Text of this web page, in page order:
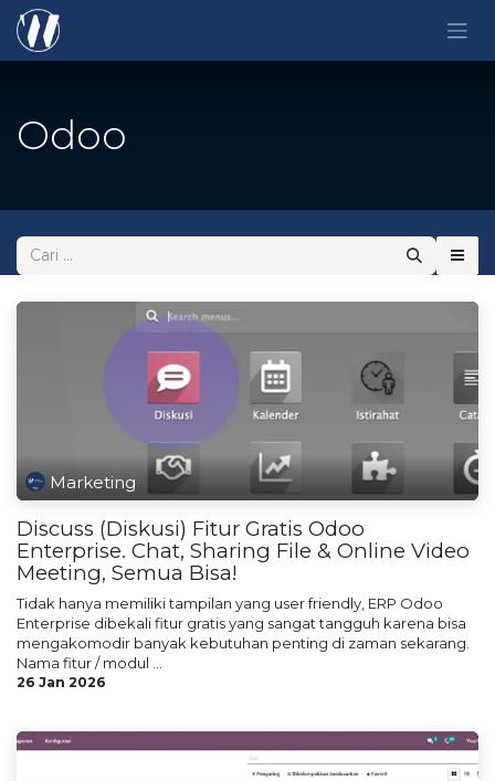
Skip ke Konten
Odoo
Marketing
Discuss (Diskusi) Fitur Gratis Odoo
Enterprise. Chat, Sharing File & Online Video
Meeting, Semua Bisa!
Tidak hanya memiliki tampilan yang user friendly, ERP Odoo
Enterprise dibekali fitur gratis yang sangat tangguh karena bisa
mengakomodir banyak kebutuhan penting di zaman sekarang.
Nama fitur / modul ...
26 Jan 2026